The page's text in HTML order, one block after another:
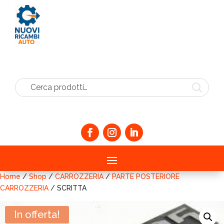
Cerca prodotti…
Home / Shop / CARROZZERIA/ PARTE POSTERIORE
CARROZZERIA/ SCRITTA
In offerta!